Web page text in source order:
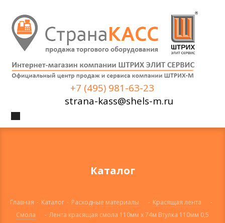
+7 (495) 981-63-23
strana-kass@shels-m.ru
Каталог
Главная - Каталог - Расходные материалы - Красящая лента
-
Смола
- Лента красящая смола 110мм х 74м Втулка 110мм 0,5